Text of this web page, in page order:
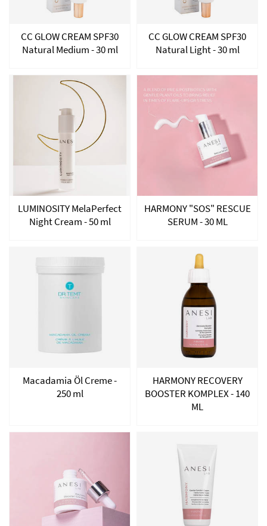
CC GLOW CREAM SPF30
Natural Medium - 30 ml
CC GLOW CREAM SPF30
Natural Light - 30 ml
LUMINOSITY MelaPerfect
Night Cream - 50 ml
HARMONY "SOS" RESCUE
SERUM - 30 ML
Macadamia Öl Creme -
250 ml
HARMONY RECOVERY
BOOSTER KOMPLEX - 140
ML